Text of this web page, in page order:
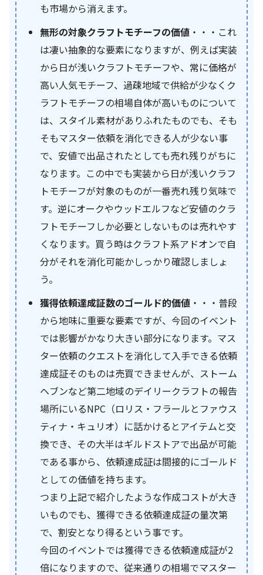
も市場から消えます。
無形の対象クラフトモチーフの価値 ・・・これ
は凄い抽象的な要素になりますが、例えば実装
から日が浅いクラフトモチーフや、常に価格が
高い人気モチーフ、過疎地域で供給が少なくク
ラフトモチーフの相場自体が高いものについて
は、スタイル素材がありふれたものでも、そも
そもマスター依頼を消化できる人が少ない事
で、安値で出品されたとしても売れ残りがちに
なります。この中でも実装から日が浅いクラフ
トモチーフが対象のものが一番売れ残り気味で
す。逆にオークやウッドエルフなど安値のクラ
フトモチーフしか必要としないものは売れやす
くなります。買う時はクラフト系アドオンで自
分がそれを消化可能かしっかり確認しましょ
う。
獲得依頼達成証数のゴールド的価値 ・・・普段
から地味に重要な要素ですが、今回のイベント
では影響がかなり大きい部分になります。マス
ター依頼のクエストを消化して入手できる依頼
達成証そのものは売買できませんが、ストーム
ヘブンなど第二地域のデイリークラフトの報告
場所にいるNPC（ロリス・フラールとファウス
ティナ・キュリオ）に話かけるとアイテムと交
換でき、その大半はギルドストアで出品が可能
である事から、依頼達成証は間接的にゴールド
としての価値を持ちます。
つまり上記で紹介したような作成コストが大き
いものでも、獲得できる依頼達成証の量次第
で、割安となり得るという事です。
今回のイベントでは獲得できる依頼達成証が2
倍になりますので、従来通りの相場でマスター